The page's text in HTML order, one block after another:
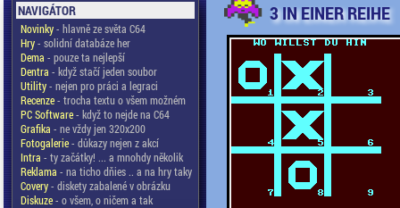
NAVIGÁTOR
Novinky- hlavně ze světa C64
Hry- solidní databáze her
Dema - pouze ta nejlepší
Dentra - když stačí jeden soubor
Utility- nejen pro práci a legraci
Recenze- trocha textu o všem možném
PC Software- když to nejde na C64
Grafika - ne vždy jen 320x200
Fotogalerie- důkazy nejen z akcí
Intra - ty začátky! ... a mnohdy několik
Reklama - na ticho dňies .. a na hry taky
Covery- diskety zabalené v obrázku
Diskuze- o všem, o ničem a tak
3 IN EINER REIHE